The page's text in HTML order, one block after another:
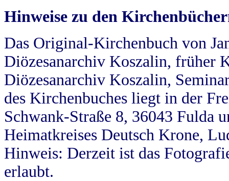
Hinweise zu den
Das Original-Kirchenbuch von
Diözesanarchiv Koszalin, früher
Diözesanarchiv Koszalin,
des Kirchenbuches liegt in der
Schwank-Straße 8, 36043 Fulda
Heimatkreises Deutsch Krone,
Hinweis: Derzeit ist das
erlaubt.